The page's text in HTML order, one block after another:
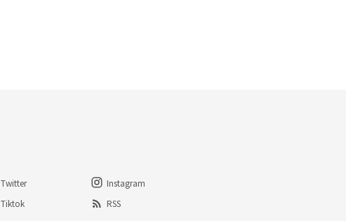
Twitter
Instagram
Tiktok RSS